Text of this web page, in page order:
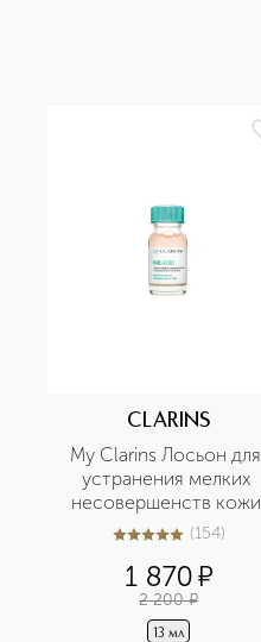
CLARINS
My Clarins Лосьон для
устранения мелких
несовершенств кожи
лица в дорожном
5из 5154 (154)
1 870¤
2 200 ¤
13 мл